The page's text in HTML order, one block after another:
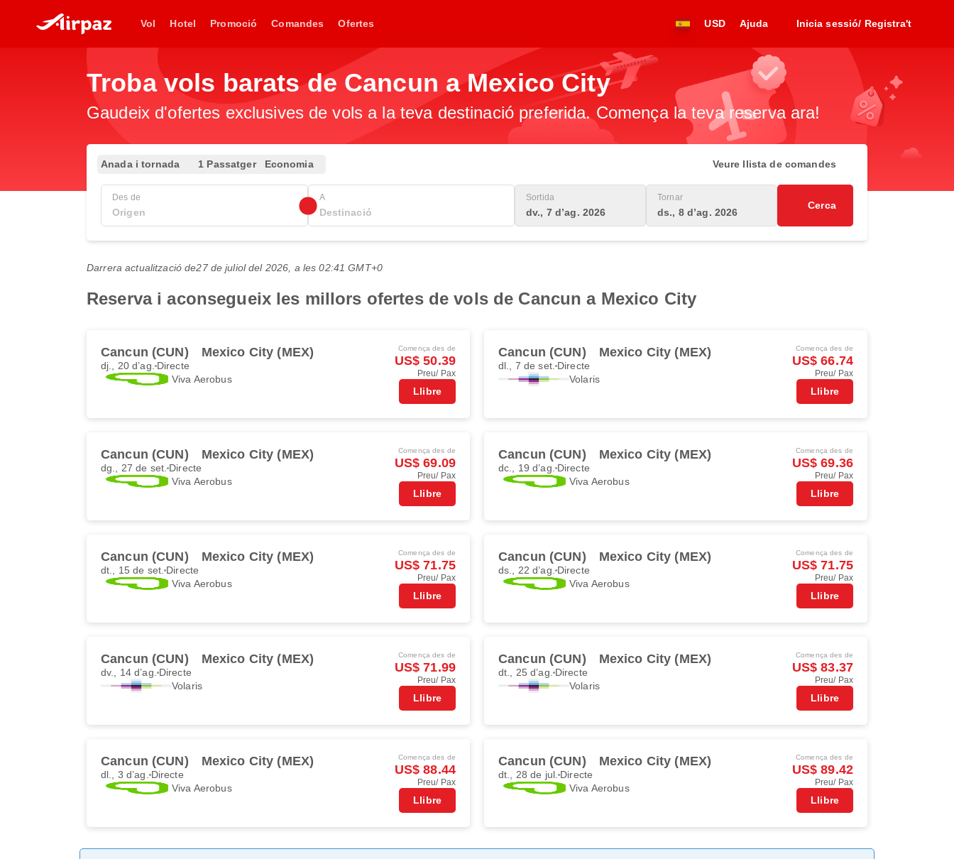
Vol Hotel Promoció Comandes Ofertes USD Ajuda Inicia sessió/ Registra't
Troba vols barats de Cancun a Mexico City
Gaudeix d'ofertes exclusives de vols a la teva destinació preferida. Comença la teva reserva ara!
Anada i tornada 1 Passatger Economia Veure llista de comandes
Des de A Sortida
dv., 7 d’ag. 2026
Tornar
ds., 8 d’ag. 2026
Cerca
Darrera actualització de27 de juliol del 2026, a les 02:41 GMT+0
Reserva i aconsegueix les millors ofertes de vols de Cancun a Mexico City
Cancun (CUN) Mexico City (MEX)
dj., 20 d’ag. Directe
Viva Aerobus
Comença des de
US$ 50.39
Preu/ Pax
Llibre
Cancun (CUN) Mexico City (MEX)
dl., 7 de set. Directe
Volaris
Comença des de
US$ 66.74
Preu/ Pax
Llibre
Cancun (CUN) Mexico City (MEX)
dg., 27 de set. Directe
Viva Aerobus
Comença des de
US$ 69.09
Preu/ Pax
Llibre
Cancun (CUN) Mexico City (MEX)
dc., 19 d’ag. Directe
Viva Aerobus
Comença des de
US$ 69.36
Preu/ Pax
Llibre
Cancun (CUN) Mexico City (MEX)
dt., 15 de set. Directe
Viva Aerobus
Comença des de
US$ 71.75
Preu/ Pax
Llibre
Cancun (CUN) Mexico City (MEX)
ds., 22 d’ag. Directe
Viva Aerobus
Comença des de
US$ 71.75
Preu/ Pax
Llibre
Cancun (CUN) Mexico City (MEX)
dv., 14 d’ag. Directe
Volaris
Comença des de
US$ 71.99
Preu/ Pax
Llibre
Cancun (CUN) Mexico City (MEX)
dt., 25 d’ag. Directe
Volaris
Comença des de
US$ 83.37
Preu/ Pax
Llibre
Cancun (CUN) Mexico City (MEX)
dl., 3 d’ag. Directe
Viva Aerobus
Comença des de
US$ 88.44
Preu/ Pax
Llibre
Cancun (CUN) Mexico City (MEX)
dt., 28 de jul. Directe
Viva Aerobus
Comença des de
US$ 89.42
Preu/ Pax
Llibre